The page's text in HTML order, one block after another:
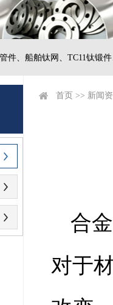
件、 船舶钛网、 TC11钛锻
首页 >> 新闻
合
对于